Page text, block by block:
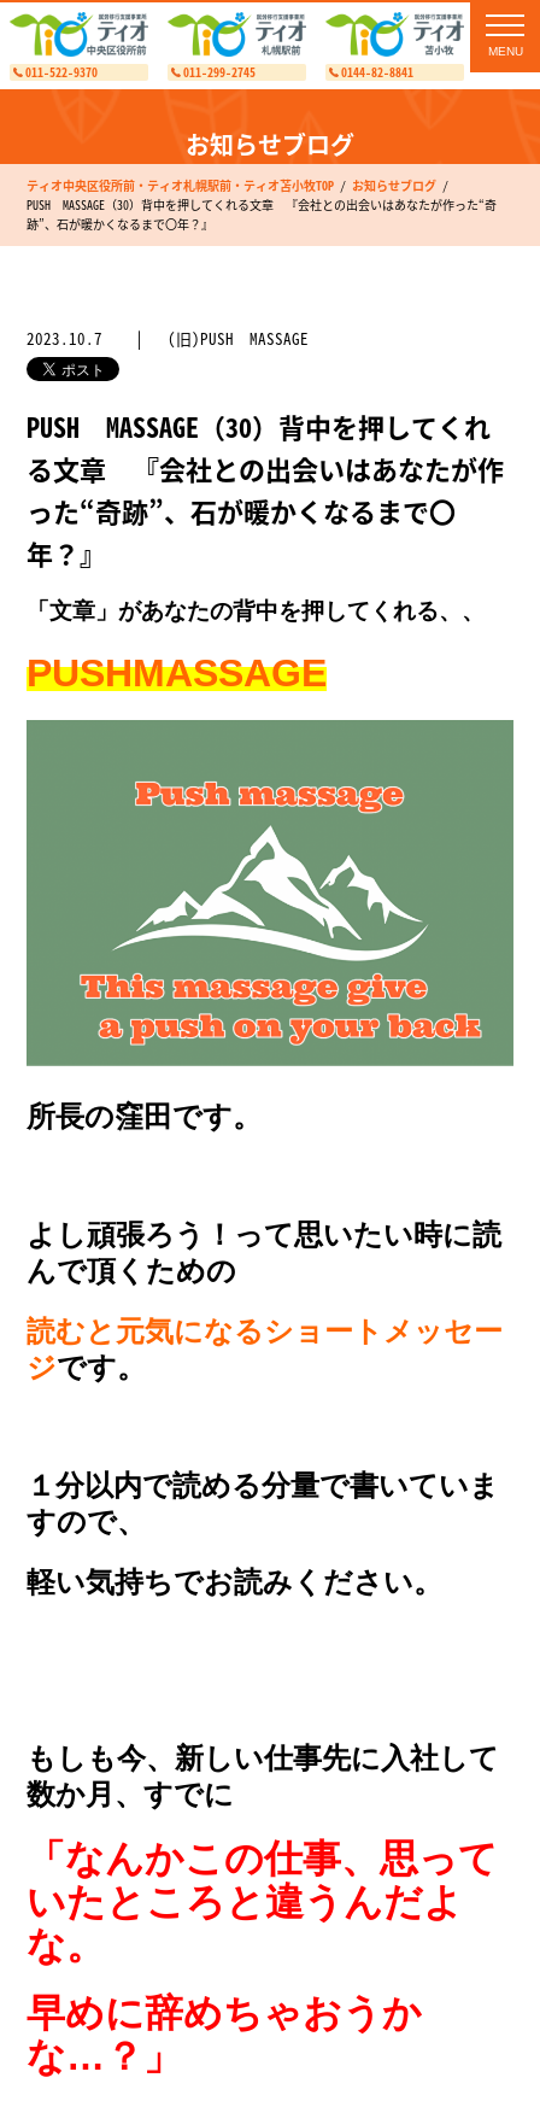
011-522-9370 011-299-2745 0144-82-8841
お知らせブログ
ティオ中央区役所前・ティオ札幌駅前・ティオ苫小牧TOP
お知らせブログ
PUSH MASSAGE（30）背中を押してくれる文章 『会社との出会いはあなたが作った“奇
跡”、石が暖かくなるまで〇年？』
2023.10.7 (旧)PUSH MASSAGE
PUSH MASSAGE（30）背中を押してくれ
る文章 『会社との出会いはあなたが作
った“奇跡”、石が暖かくなるまで〇
年？』
「文章」があなたの背中を押してくれる、、
PUSHMASSAGE
所長の窪田です。
よし頑張ろう！って思いたい時に読
んで頂くための
読むと元気になるショートメッセー
ジです。
１分以内で読める分量で書いていま
すので、
軽い気持ちでお読みください。
もしも今、新しい仕事先に入社して
数か月、すでに
「なんかこの仕事、思って
いたところと違うんだよ
な。
早めに辞めちゃおうか
な…？」